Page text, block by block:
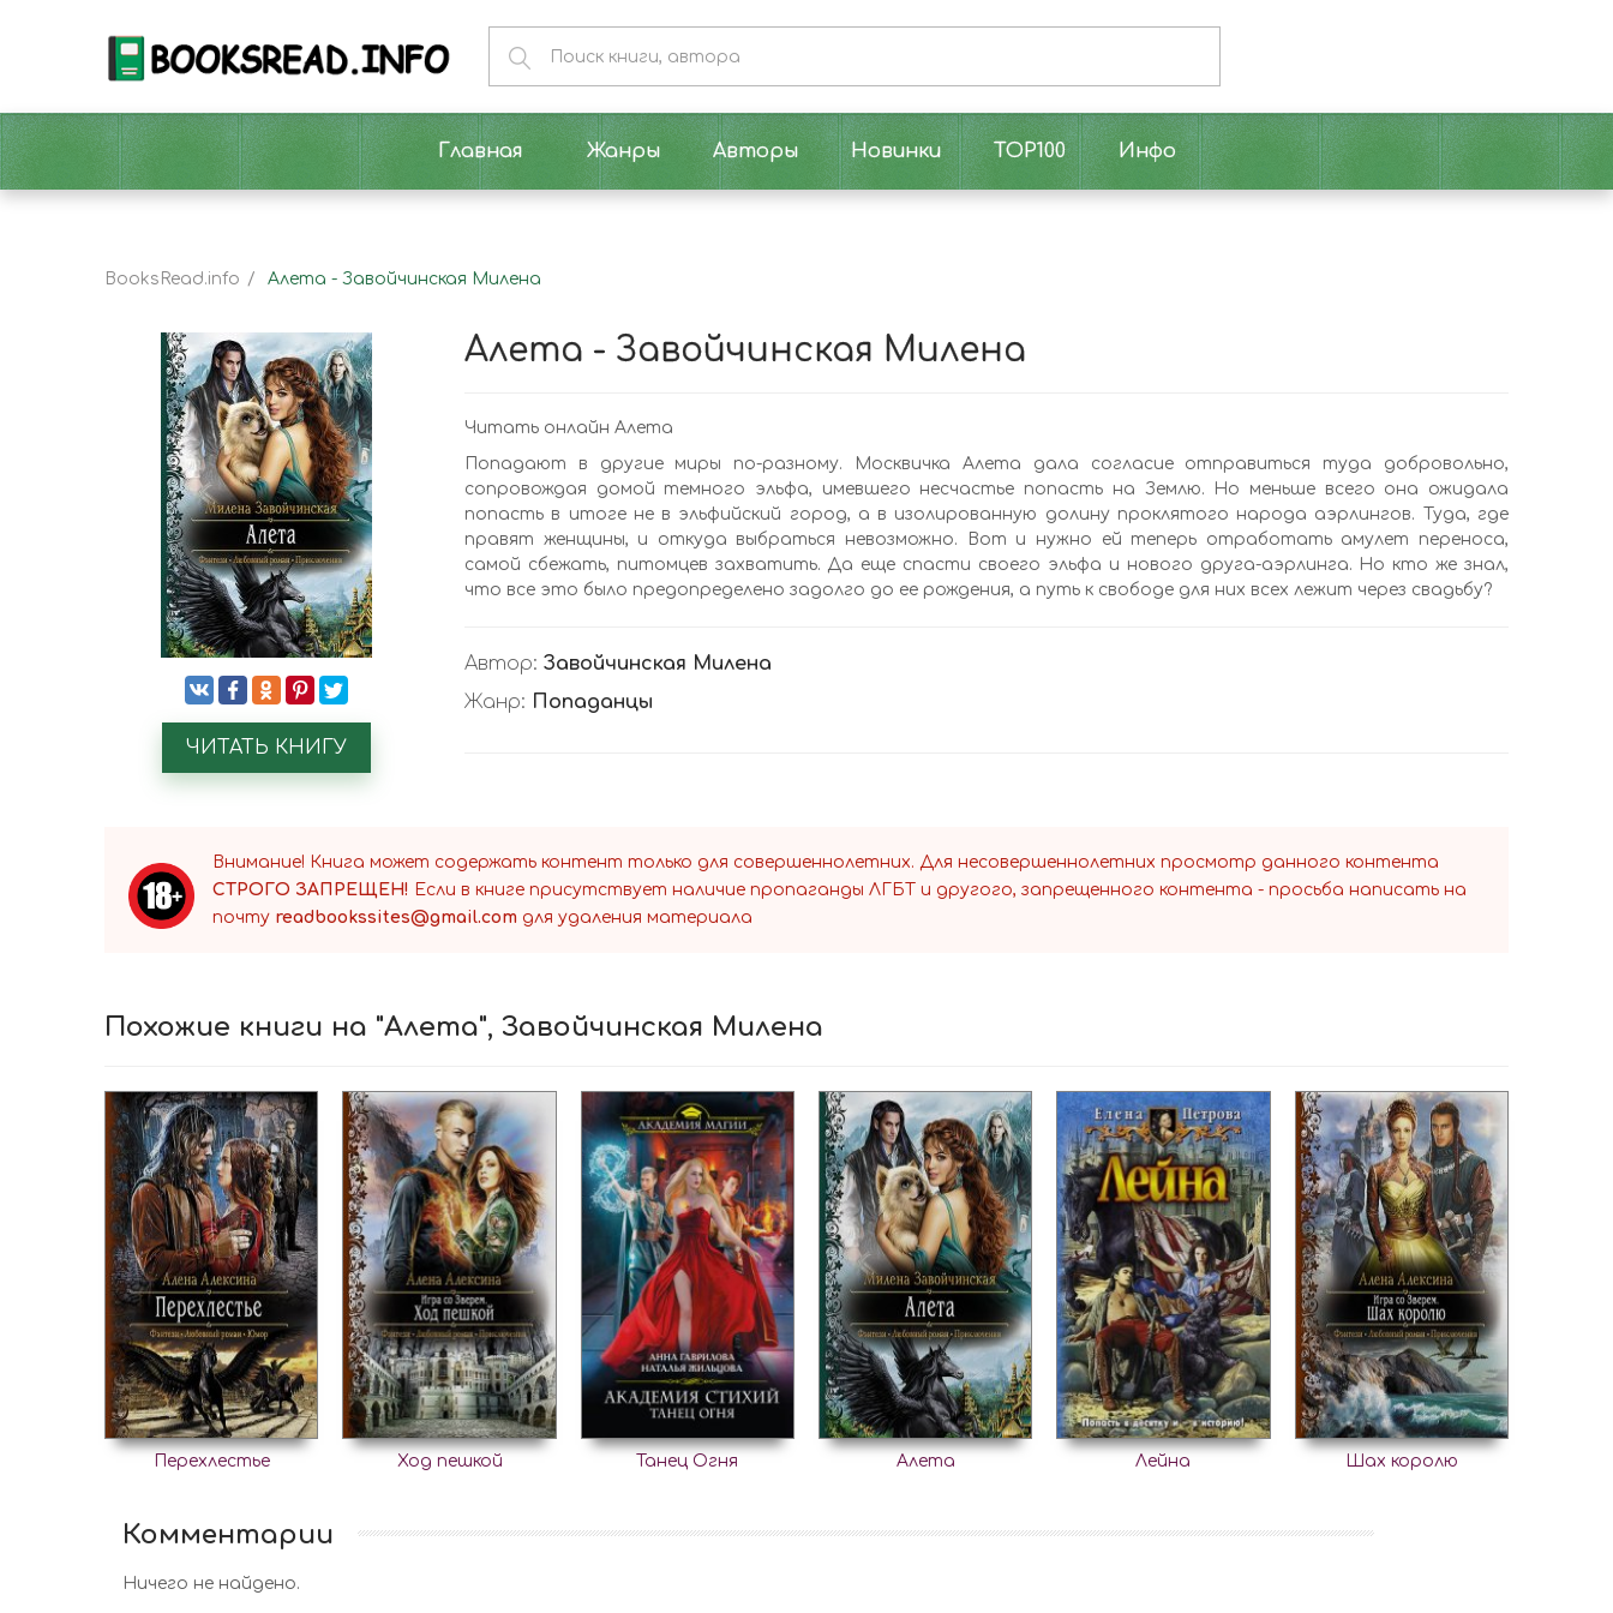
Главная Жанры Авторы Новинки TOP100 Инфо
BooksRead.info Алета - Завойчинская Милена
ЧИТАТЬ КНИГУ
Алета - Завойчинская Милена
Читать онлайн Алета
Попадают в другие миры по-разному. Москвичка Алета дала согласие отправиться туда добровольно,
сопровождая домой темного эльфа, имевшего несчастье попасть на Землю. Но меньше всего она ожидала
попасть в итоге не в эльфийский город, а в изолированную долину проклятого народа аэрлингов. Туда, где
правят женщины, и откуда выбраться невозможно. Вот и нужно ей теперь отработать амулет переноса,
самой сбежать, питомцев захватить. Да еще спасти своего эльфа и нового друга-аэрлинга. Но кто же знал,
что все это было предопределено задолго до ее рождения, а путь к свободе для них всех лежит через свадьбу?
Автор: Завойчинская Милена
Жанр: Попаданцы
Внимание! Книга может содержать контент только для совершеннолетних. Для несовершеннолетних просмотр данного контента
СТРОГО ЗАПРЕЩЕН! Если в книге присутствует наличие пропаганды ЛГБТ и другого, запрещенного контента - просьба написать на
почту readbookssites@gmail.com для удаления материала
Похожие книги на "Алета", Завойчинская Милена
Перехлестье Ход пешкой Танец Огня Алета Лейна Шах королю
Комментарии
Ничего не найдено.